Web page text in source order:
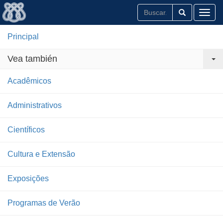
Principal
Vea también
Acadêmicos
Administrativos
Científicos
Cultura e Extensão
Exposições
Programas de Verão